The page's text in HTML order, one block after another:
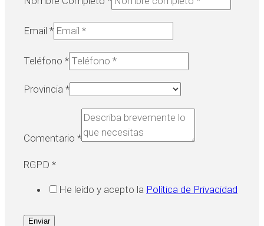
Email *
Teléfono *
Provincia *
Comentario *
RGPD *
He leído y acepto la Política de Privacidad
Enviar